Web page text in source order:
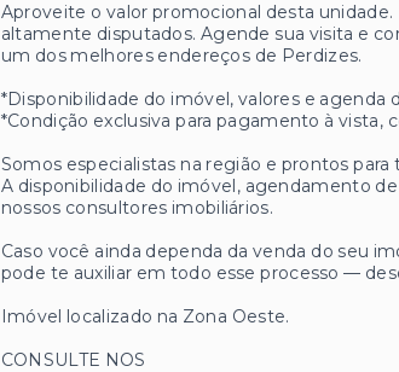
Aproveite o valor promocional desta
altamente disputados. Agende sua visita e
um dos melhores endereços de Perdizes.
*Disponibilidade do imóvel, valores e
*Condição exclusiva para pagamento à vista,
Somos especialistas na região e prontos
A disponibilidade do imóvel, agendamento
nossos consultores imobiliários.
Caso você ainda dependa da venda do seu
pode te auxiliar em todo esse processo —
Imóvel localizado na Zona Oeste.
CONSULTE NOS